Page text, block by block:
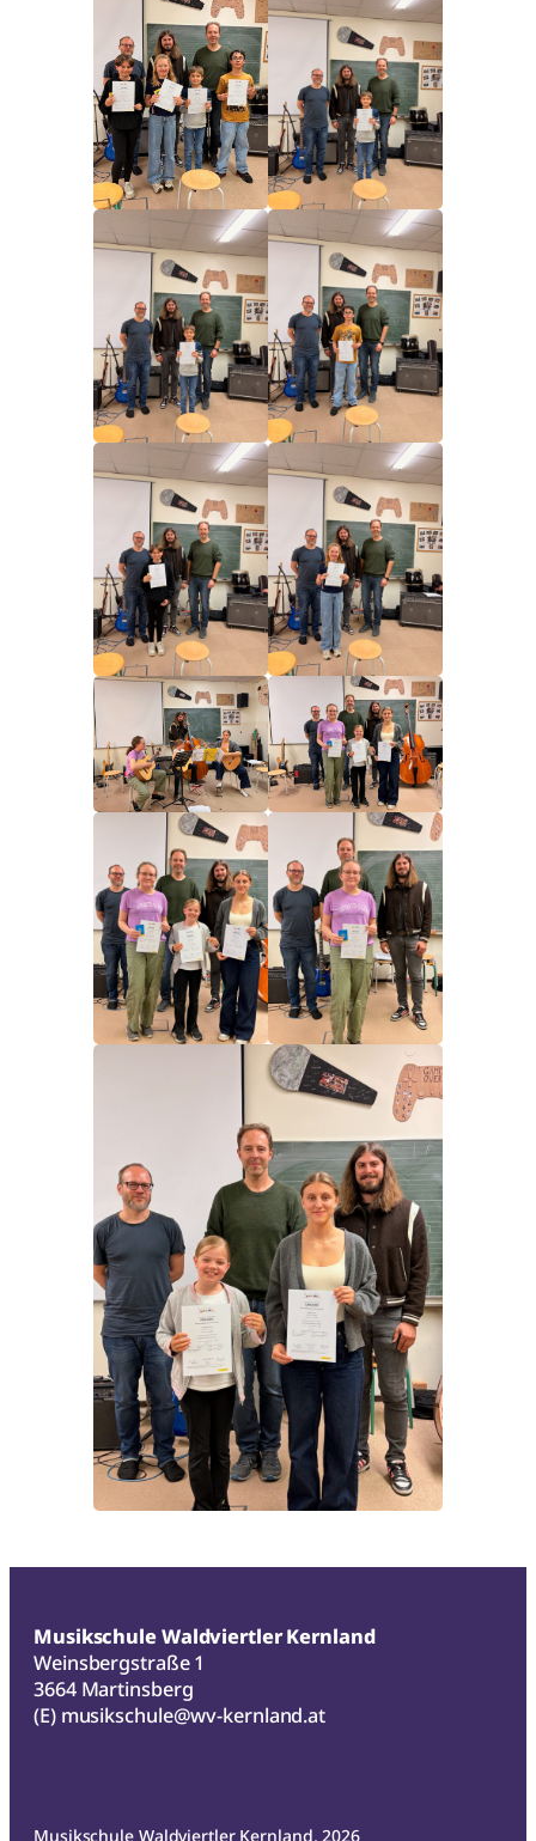
Musikschule Waldviertler Kernland
Weinsbergstraße 1
3664 Martinsberg
(E) musikschule@wv-kernland.at
Musikschule Waldviertler Kernland, 2026